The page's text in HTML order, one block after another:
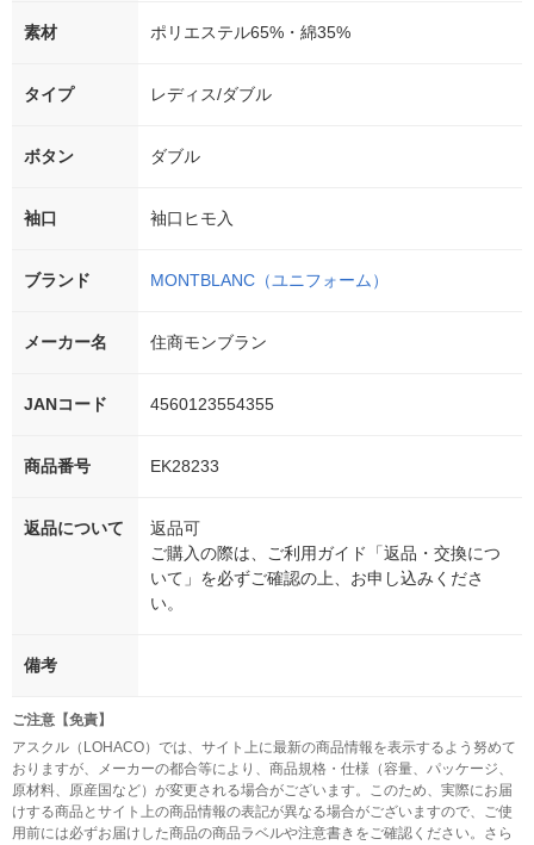
素材 ポリエステル65%・綿35%
タイプ レディス/ダブル
ボタン ダブル
袖口 袖口ヒモ入
ブランド MONTBLANC（ユニフォーム）
メーカー名 住商モンブラン
JANコード 4560123554355
商品番号 EK28233
返品について
返品可
ご購入の際は、ご利用ガイド「返品・交換につ
いて」を必ずご確認の上、お申し込みくださ
い。
備考
ご注意【免責】
アスクル（LOHACO）では、サイト上に最新の商品情報を表示するよう努めて
おりますが、メーカーの都合等により、商品規格・仕様（容量、パッケージ、
原材料、原産国など）が変更される場合がございます。このため、実際にお届
けする商品とサイト上の商品情報の表記が異なる場合がございますので、ご使
用前には必ずお届けした商品の商品ラベルや注意書きをご確認ください。さら